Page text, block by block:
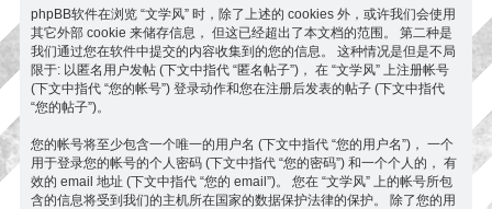
phpBB软件在浏览 “文学风” 时，除了上述的 cookies 外，或许我们会使用
其它外部 cookie 来储存信息， 但这已经超出了本文档的范围。 第二种是
我们通过您在软件中提交的内容收集到的您的信息。 这种情况是但是不局
限于: 以匿名用户发帖 (下文中指代 “匿名帖子”)， 在 “文学风” 上注册帐号
(下文中指代 “您的帐号”) 登录动作和您在注册后发表的帖子 (下文中指代
“您的帖子”)。
您的帐号将至少包含一个唯一的用户名 (下文中指代 “您的用户名”)， 一个
用于登录您的帐号的个人密码 (下文中指代 “您的密码”) 和一个个人的， 有
效的 email 地址 (下文中指代 “您的 email”)。 您在 “文学风” 上的帐号所包
含的信息将受到我们的主机所在国家的数据保护法律的保护。 除了您的用